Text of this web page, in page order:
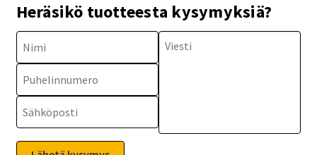
Heräsikö tuotteesta kysymyksiä?